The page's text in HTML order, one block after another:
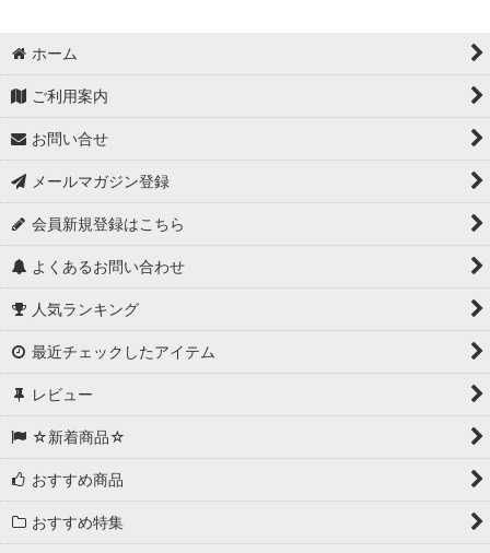
ホーム
ご利用案内
お問い合せ
メールマガジン登録
会員新規登録はこちら
よくあるお問い合わせ
人気ランキング
最近チェックしたアイテム
レビュー
☆新着商品☆
おすすめ商品
おすすめ特集